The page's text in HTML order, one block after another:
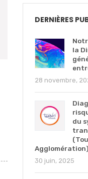
DERNIÈRES
la
28 novembre,
du
Agglomération)
30 juin, 2025